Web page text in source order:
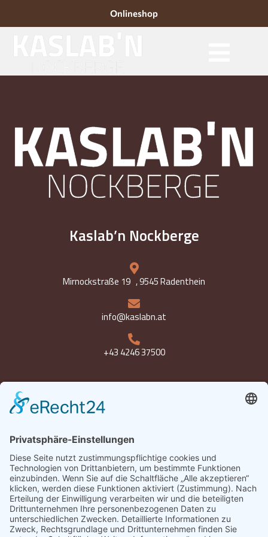
Onlineshop
Kaslab’n Nockberge
Mirnockstraße 19 , 9545 Radenthein
info@kaslabn.at
+43 4246 37500
Öffnungszeiten
Montag bis Freitag 8-18 Uhr
Samstag 8-12:30 Uhr
Datenschutz